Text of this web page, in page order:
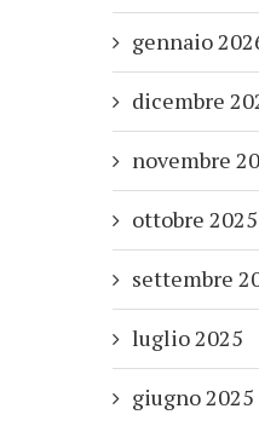
gennaio
dicembre
novembre
ottobre 2025
settembre
luglio 2025
giugno 2025